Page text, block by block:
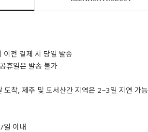
이전 결제 시 당일 발송
휴일은 발송 불가
도착, 제주 및 도서산간 지역은 2~3일 지연 가능
일 이내